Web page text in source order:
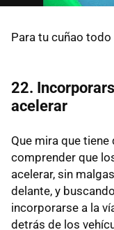
Para tu cuñao
22.
acelerar
Que mira que
comprender que
acelerar, sin
delante, y
incorporarse a la
detrás de los